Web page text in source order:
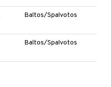
Baltos/Spalvotos
Baltos/Spalvotos